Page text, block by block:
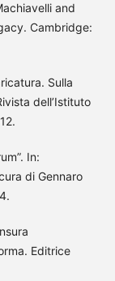
and
Cambridge:
Sulla
dell’Istituto
In:
di Gennaro
Editrice